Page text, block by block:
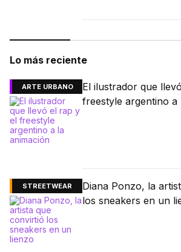
Lo más reciente
ARTE URBANO
El ilustrador que
freestyle argentino a
STREETWEAR
Diana Ponzo, la
los sneakers en un